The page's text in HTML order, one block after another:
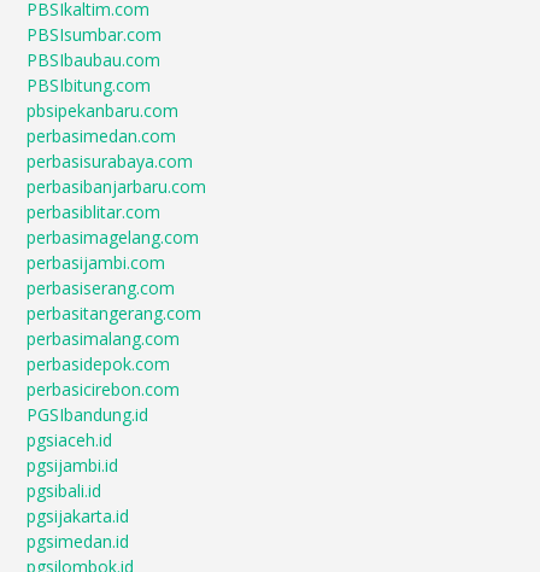
PBSIkaltim.com
PBSIsumbar.com
PBSIbaubau.com
PBSIbitung.com
pbsipekanbaru.com
perbasimedan.com
perbasisurabaya.com
perbasibanjarbaru.com
perbasiblitar.com
perbasimagelang.com
perbasijambi.com
perbasiserang.com
perbasitangerang.com
perbasimalang.com
perbasidepok.com
perbasicirebon.com
PGSIbandung.id
pgsiaceh.id
pgsijambi.id
pgsibali.id
pgsijakarta.id
pgsimedan.id
pgsilombok.id